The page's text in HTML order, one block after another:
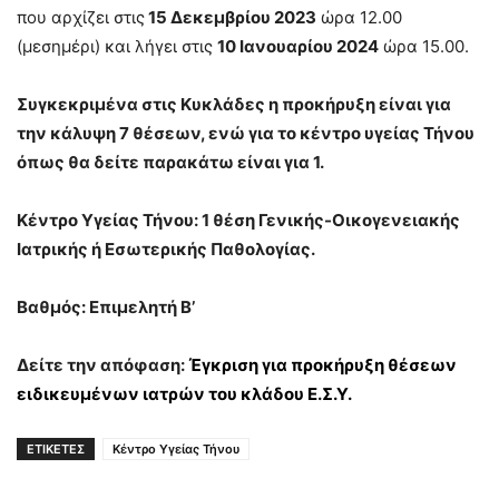
που αρχίζει στις15 Δεκεμβρίου 2023 ώρα 12.00
(μεσημέρι) και λήγει στις 10 Ιανουαρίου 2024 ώρα 15.00.
Συγκεκριμένα στις Κυκλάδες η προκήρυξη είναι για
την κάλυψη 7 θέσεων, ενώ για το κέντρο υγείας Τήνου
όπως θα δείτε παρακάτω είναι για 1.
Κέντρο Υγείας Τήνου: 1 θέση Γενικής-Οικογενειακής
Ιατρικής ή Εσωτερικής Παθολογίας.
Βαθμός: Επιμελητή Β’
Δείτε την απόφαση:Έγκριση για προκήρυξη θέσεων
ειδικευμένων ιατρών του κλάδου Ε.Σ.Υ.
ΕΤΙΚΕΤΕΣ Κέντρο Υγείας Τήνου